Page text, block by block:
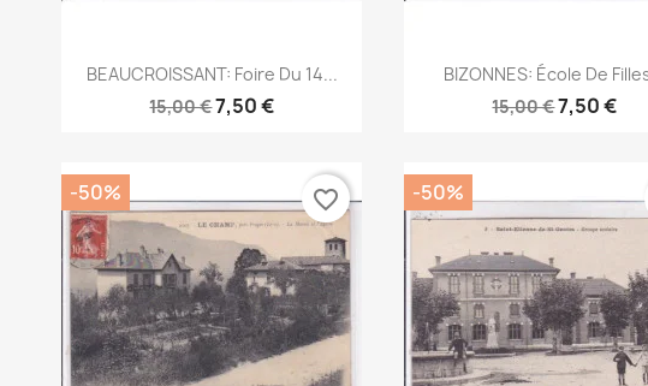
Aperçu rapide
BEAUCROISSANT: Foire Du 14...
15,00 €7,50 €
Aperçu rapide
BIZONNES: École De
15,00 €7,50 €
-50% favorite_border -50%